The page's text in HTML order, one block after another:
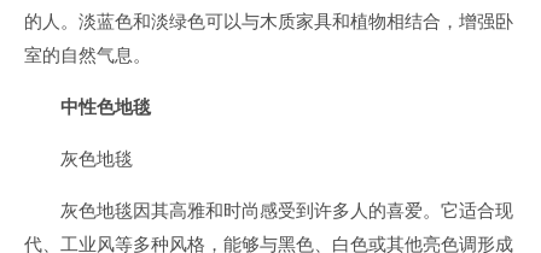
的人。淡蓝色和淡绿色可以与木质家具和植物相结合，增强卧
室的自然气息。
中性色地毯
灰色地毯
灰色地毯因其高雅和时尚感受到许多人的喜爱。它适合现
代、工业风等多种风格，能够与黑色、白色或其他亮色调形成